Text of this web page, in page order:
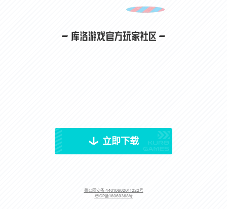
立即下载
粤公网安备 44010602011222号
粤ICP备18069368号